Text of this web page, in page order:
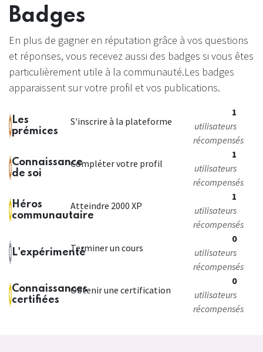
Badges
En plus de gagner en réputation grâce à vos questions
et réponses, vous recevez aussi des badges si vous êtes
particulièrement utile à la communauté.Les badges
apparaissent sur votre profil et vos publications.
Les
prémices
S'inscrire à la plateforme
1
utilisateurs
récompensés
Connaissance
de soi
Compléter votre profil
1
utilisateurs
récompensés
Héros
communautaire
Atteindre 2000 XP
1
utilisateurs
récompensés
L'expérimentéTerminer un cours
0
utilisateurs
récompensés
Connaissances
certifiées
Obtenir une certification
0
utilisateurs
récompensés